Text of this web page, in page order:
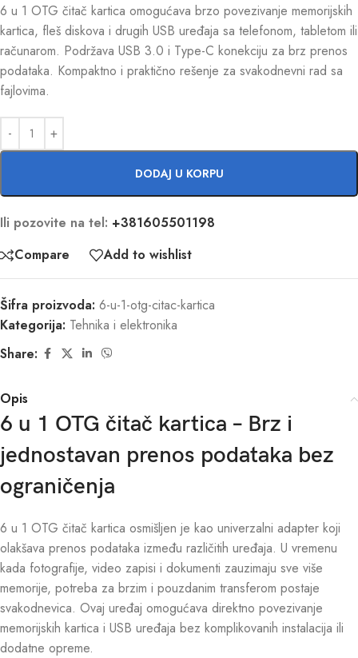
6 u 1 OTG čitač kartica omogućava brzo povezivanje memorijskih
kartica, fleš diskova i drugih USB uređaja sa telefonom, tabletom ili
računarom. Podržava USB 3.0 i Type-C konekciju za brz prenos
podataka. Kompaktno i praktično rešenje za svakodnevni rad sa
fajlovima.
DODAJ U KORPU
Ili pozovite na tel: +381605501198
Compare
Add to wishlist
Šifra proizvoda: 6-u-1-otg-citac-kartica
Kategorija: Tehnika i elektronika
Share:
Opis
6 u 1 OTG čitač kartica – Brz i
jednostavan prenos podataka bez
ograničenja
6 u 1 OTG čitač kartica osmišljen je kao univerzalni adapter koji
olakšava prenos podataka između različitih uređaja. U vremenu
kada fotografije, video zapisi i dokumenti zauzimaju sve više
memorije, potreba za brzim i pouzdanim transferom postaje
svakodnevica. Ovaj uređaj omogućava direktno povezivanje
memorijskih kartica i USB uređaja bez komplikovanih instalacija ili
dodatne opreme.